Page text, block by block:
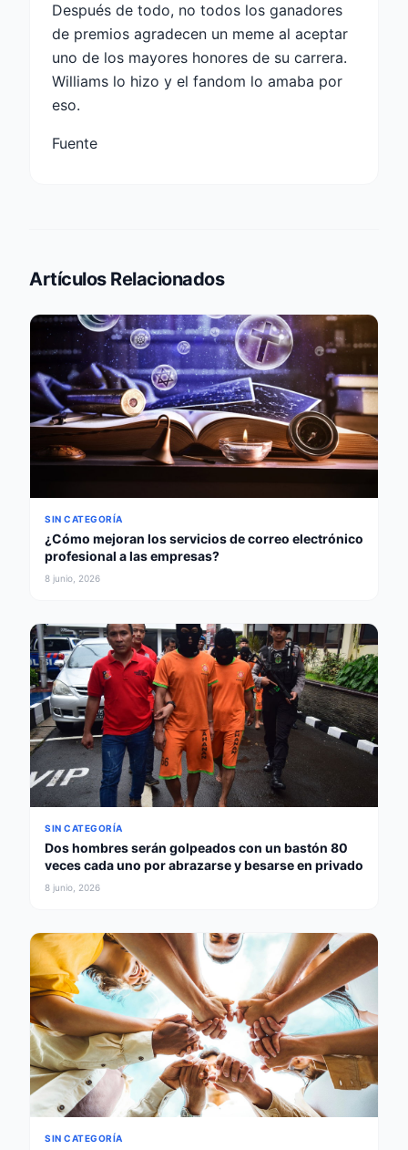
Después de todo, no todos los ganadores
de premios agradecen un meme al aceptar
uno de los mayores honores de su carrera.
Williams lo hizo y el fandom lo amaba por
eso.
Fuente
Artículos Relacionados
SIN CATEGORÍA
¿Cómo mejoran los servicios de correo electrónico
profesional a las empresas?
8 junio, 2026
SIN CATEGORÍA
Dos hombres serán golpeados con un bastón 80
veces cada uno por abrazarse y besarse en privado
8 junio, 2026
SIN CATEGORÍA